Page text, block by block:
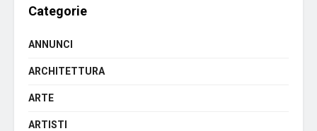
Categorie
ANNUNCI
ARCHITETTURA
ARTE
ARTISTI